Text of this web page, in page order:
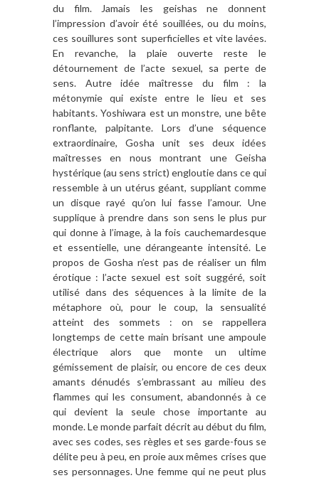
du film. Jamais les geishas ne donnent
l’impression d’avoir été souillées, ou du moins,
ces souillures sont superficielles et vite lavées.
En revanche, la plaie ouverte reste le
détournement de l’acte sexuel, sa perte de
sens. Autre idée maîtresse du film : la
métonymie qui existe entre le lieu et ses
habitants. Yoshiwara est un monstre, une bête
ronflante, palpitante. Lors d’une séquence
extraordinaire, Gosha unit ses deux idées
maîtresses en nous montrant une Geisha
hystérique (au sens strict) engloutie dans ce qui
ressemble à un utérus géant, suppliant comme
un disque rayé qu’on lui fasse l’amour. Une
supplique à prendre dans son sens le plus pur
qui donne à l’image, à la fois cauchemardesque
et essentielle, une dérangeante intensité. Le
propos de Gosha n’est pas de réaliser un film
érotique : l’acte sexuel est soit suggéré, soit
utilisé dans des séquences à la limite de la
métaphore où, pour le coup, la sensualité
atteint des sommets : on se rappellera
longtemps de cette main brisant une ampoule
électrique alors que monte un ultime
gémissement de plaisir, ou encore de ces deux
amants dénudés s’embrassant au milieu des
flammes qui les consument, abandonnés à ce
qui devient la seule chose importante au
monde. Le monde parfait décrit au début du film,
avec ses codes, ses règles et ses garde-fous se
délite peu à peu, en proie aux mêmes crises que
ses personnages. Une femme qui ne peut plus